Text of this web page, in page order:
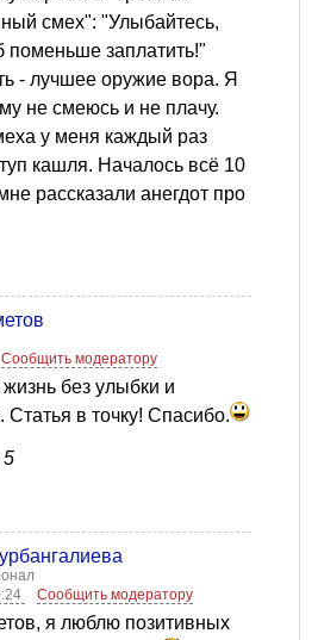
смех": "Улыбайтесь,
поменьше заплатить!"
- лучшее оружие вора. Я
не смеюсь и не плачу.
у меня каждый раз
кашля. Началось всё 10
рассказали анегдот про
Сообщить модератору
без улыбки и
Статья в точку! Спасибо.
Сообщить модератору
я люблю позитивных